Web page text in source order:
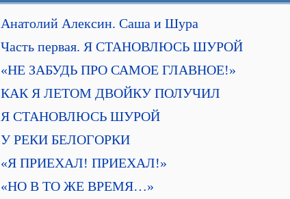
Анатолий Алексин. Саша и Шура
Часть первая. Я СТАНОВЛЮСЬ ШУРОЙ
«НЕ ЗАБУДЬ ПРО САМОЕ ГЛАВНОЕ!»
КАК Я ЛЕТОМ ДВОЙКУ ПОЛУЧИЛ
Я СТАНОВЛЮСЬ ШУРОЙ
У РЕКИ БЕЛОГОРКИ
«Я ПРИЕХАЛ! ПРИЕХАЛ!»
«НО В ТО ЖЕ ВРЕМЯ…»